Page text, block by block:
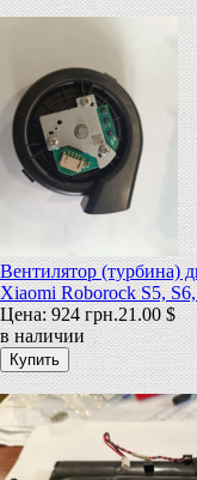
Вентилятор (турбина)
Xiaomi Roborock S5,
Цена:924 грн.21.00 $
в наличии